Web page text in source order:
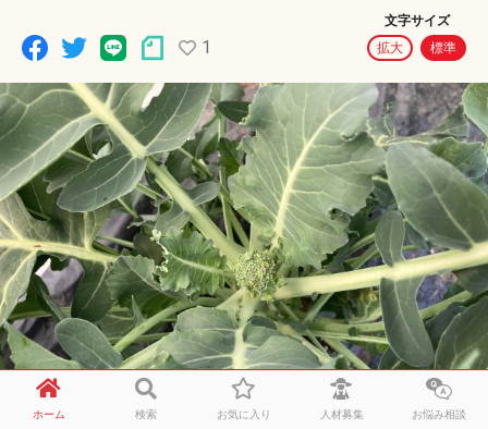
1
文字サイズ
拡大
標準
ホーム 検索 お気に入り 人材募集 お悩み相談